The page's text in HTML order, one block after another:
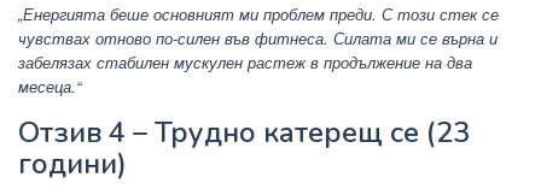
„Енергията беше основният ми проблем преди. С този стек се
чувствах отново по-силен във фитнеса. Силата ми се върна и
забелязах стабилен мускулен растеж в продължение на два
месеца.“
Отзив 4 – Трудно катерещ се (23
години)